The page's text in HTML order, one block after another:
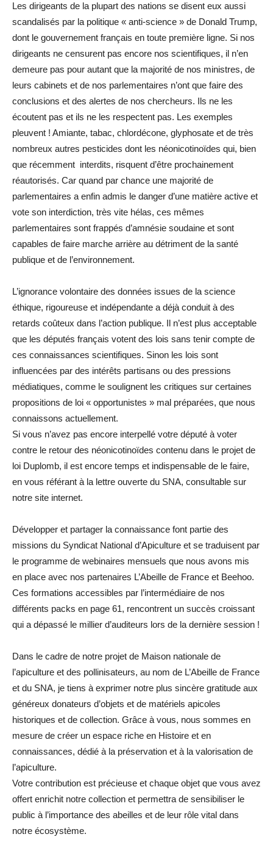
Les dirigeants de la plupart des nations se disent eux aussi
scandalisés par la politique « anti-science » de Donald Trump,
dont le gouvernement français en toute première ligne. Si nos
dirigeants ne censurent pas encore nos scientifiques, il n’en
demeure pas pour autant que la majorité de nos ministres, de
leurs cabinets et de nos parlementaires n’ont que faire des
conclusions et des alertes de nos chercheurs. Ils ne les
écoutent pas et ils ne les respectent pas. Les exemples
pleuvent ! Amiante, tabac, chlordécone, glyphosate et de très
nombreux autres pesticides dont les néonicotinoïdes qui, bien
que récemment interdits, risquent d’être prochainement
réautorisés. Car quand par chance une majorité de
parlementaires a enfin admis le danger d’une matière active et
vote son interdiction, très vite hélas, ces mêmes
parlementaires sont frappés d’amnésie soudaine et sont
capables de faire marche arrière au détriment de la santé
publique et de l’environnement.
L’ignorance volontaire des données issues de la science
éthique, rigoureuse et indépendante a déjà conduit à des
retards coûteux dans l’action publique. Il n’est plus acceptable
que les députés français votent des lois sans tenir compte de
ces connaissances scientifiques. Sinon les lois sont
influencées par des intérêts partisans ou des pressions
médiatiques, comme le soulignent les critiques sur certaines
propositions de loi « opportunistes » mal préparées, que nous
connaissons actuellement.
Si vous n’avez pas encore interpellé votre député à voter
contre le retour des néonicotinoïdes contenu dans le projet de
loi Duplomb, il est encore temps et indispensable de le faire,
en vous référant à la lettre ouverte du SNA, consultable sur
notre site internet.
Développer et partager la connaissance font partie des
missions du Syndicat National d’Apiculture et se traduisent par
le programme de webinaires mensuels que nous avons mis
en place avec nos partenaires L’Abeille de France et Beehoo.
Ces formations accessibles par l’intermédiaire de nos
différents packs en page 61, rencontrent un succès croissant
qui a dépassé le millier d’auditeurs lors de la dernière session !
Dans le cadre de notre projet de Maison nationale de
l’apiculture et des pollinisateurs, au nom de L’Abeille de France
et du SNA, je tiens à exprimer notre plus sincère gratitude aux
généreux donateurs d’objets et de matériels apicoles
historiques et de collection. Grâce à vous, nous sommes en
mesure de créer un espace riche en Histoire et en
connaissances, dédié à la préservation et à la valorisation de
l’apiculture.
Votre contribution est précieuse et chaque objet que vous avez
offert enrichit notre collection et permettra de sensibiliser le
public à l’importance des abeilles et de leur rôle vital dans
notre écosystème.